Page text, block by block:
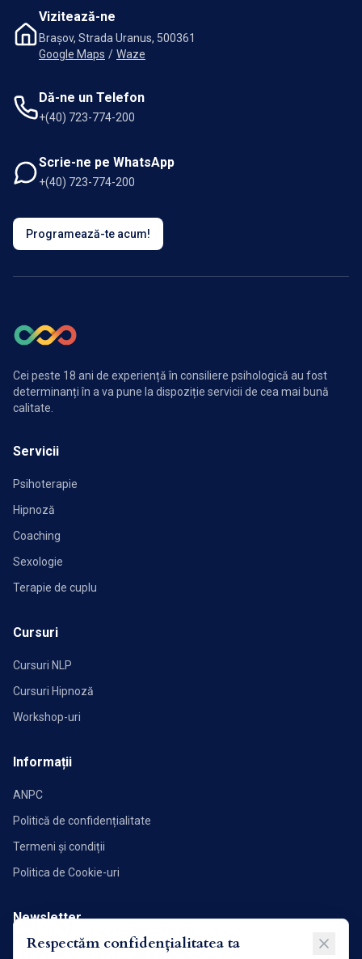
Vizitează-ne
Brașov, Strada Uranus, 500361
Google Maps / Waze
Dă-ne un Telefon
+(40) 723-774-200
Scrie-ne pe WhatsApp
+(40) 723-774-200
Programează-te acum!
Cei peste 18 ani de experiență în consiliere psihologică au fost
determinanți în a va pune la dispoziție servicii de cea mai bună
calitate.
Servicii
Psihoterapie
Hipnoză
Coaching
Sexologie
Terapie de cuplu
Cursuri
Cursuri NLP
Cursuri Hipnoză
Workshop-uri
Informații
ANPC
Politică de confidențialitate
Termeni și condiții
Politica de Cookie-uri
Newsletter
Abonează-te pentru a primi noutăți și articole direct în inbox.
Respectăm confidențialitatea ta